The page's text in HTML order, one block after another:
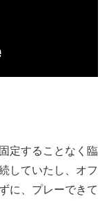
定することなく臨
していたし、オフ
に、プレーできて